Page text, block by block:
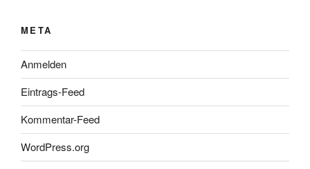
META
Anmelden
Eintrags-Feed
Kommentar-Feed
WordPress.org